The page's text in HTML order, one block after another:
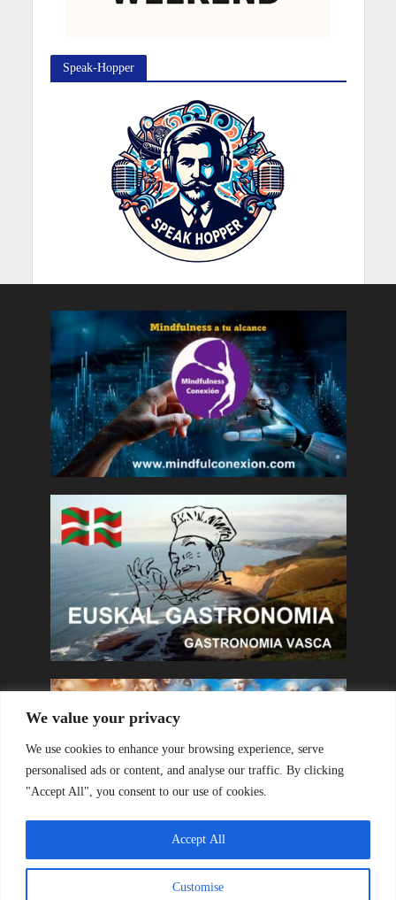
We value your privacy
We use cookies to enhance your browsing experience, serve
personalised ads or content, and analyse our traffic. By clicking
"Accept All", you consent to our use of cookies.
Customise
Accept All
Speak-Hopper